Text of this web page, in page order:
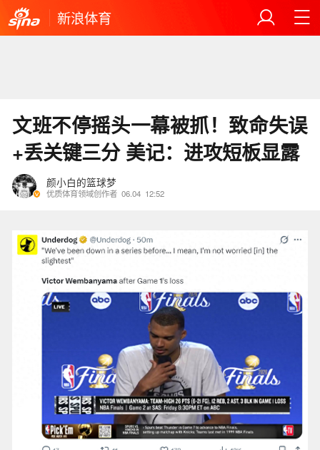
新浪体育
文班不停摇头一幕被抓！致命失误
+丢关键三分 美记：进攻短板显露
颜小白的篮球梦
优质体育领域创作者 06.04 12:52